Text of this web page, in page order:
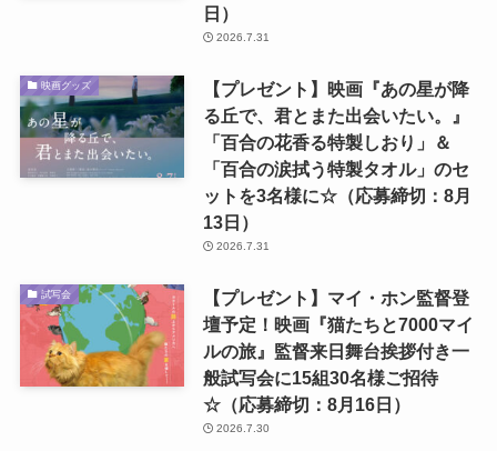
日）
2026.7.31
映画グッズ
【プレゼント】映画『あの星が降
る丘で、君とまた出会いたい。』
「百合の花香る特製しおり」＆
「百合の涙拭う特製タオル」のセ
ットを3名様に☆（応募締切：8月
13日）
2026.7.31
試写会
【プレゼント】マイ・ホン監督登
壇予定！映画『猫たちと7000マイ
ルの旅』監督来日舞台挨拶付き一
般試写会に15組30名様ご招待
☆（応募締切：8月16日）
2026.7.30